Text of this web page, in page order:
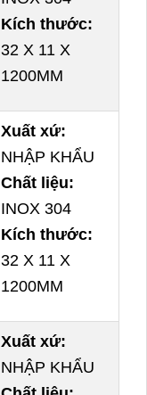
Kích thước:
32 X 11 X
1200MM
Xuất xứ:
NHẬP KHẨU
Chất liệu:
INOX 304
Kích thước:
32 X 11 X
1200MM
Xuất xứ:
NHẬP KHẨU